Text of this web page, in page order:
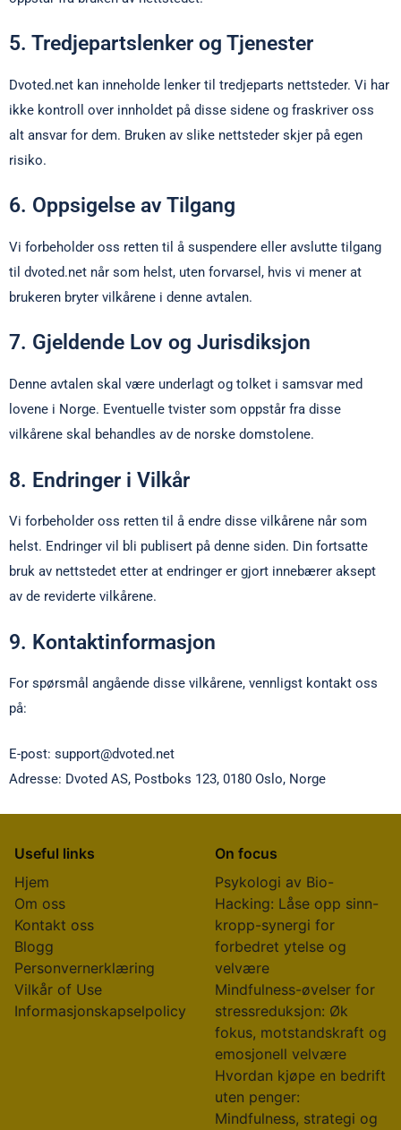
5. Tredjepartslenker og Tjenester
Dvoted.net kan inneholde lenker til tredjeparts nettsteder. Vi har
ikke kontroll over innholdet på disse sidene og fraskriver oss
alt ansvar for dem. Bruken av slike nettsteder skjer på egen
risiko.
6. Oppsigelse av Tilgang
Vi forbeholder oss retten til å suspendere eller avslutte tilgang
til dvoted.net når som helst, uten forvarsel, hvis vi mener at
brukeren bryter vilkårene i denne avtalen.
7. Gjeldende Lov og Jurisdiksjon
Denne avtalen skal være underlagt og tolket i samsvar med
lovene i Norge. Eventuelle tvister som oppstår fra disse
vilkårene skal behandles av de norske domstolene.
8. Endringer i Vilkår
Vi forbeholder oss retten til å endre disse vilkårene når som
helst. Endringer vil bli publisert på denne siden. Din fortsatte
bruk av nettstedet etter at endringer er gjort innebærer aksept
av de reviderte vilkårene.
9. Kontaktinformasjon
For spørsmål angående disse vilkårene, vennligst kontakt oss
på:
E-post: support@dvoted.net
Adresse: Dvoted AS, Postboks 123, 0180 Oslo, Norge
Useful links
Hjem
Om oss
Kontakt oss
Blogg
Personvernerklæring
Vilkår of Use
Informasjonskapselpolicy
On focus
Psykologi av Bio-
Hacking: Låse opp sinn-
kropp-synergi for
forbedret ytelse og
velvære
Mindfulness-øvelser for
stressreduksjon: Øk
fokus, motstandskraft og
emosjonell velvære
Hvordan kjøpe en bedrift
uten penger:
Mindfulness, strategi og